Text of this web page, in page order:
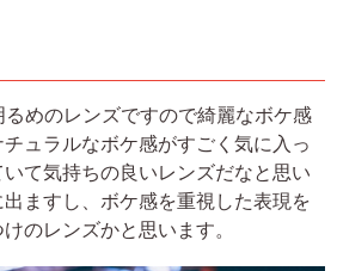
めのレンズですので綺麗なボケ感
ュラルなボケ感がすごく気に入っ
て気持ちの良いレンズだなと思い
ますし、ボケ感を重視した表現を
のレンズかと思います。